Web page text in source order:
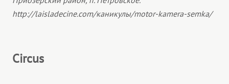
http://laisladecine.com/каникулы/motor-kamera-semka/
Circus